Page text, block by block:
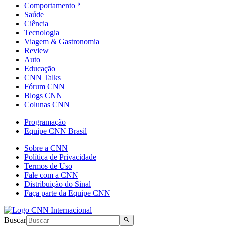
Comportamento
Saúde
Ciência
Tecnologia
Viagem & Gastronomia
Review
Auto
Educação
CNN Talks
Fórum CNN
Blogs CNN
Colunas CNN
Programação
Equipe CNN Brasil
Sobre a CNN
Política de Privacidade
Termos de Uso
Fale com a CNN
Distribuição do Sinal
Faça parte da Equipe CNN
Buscar